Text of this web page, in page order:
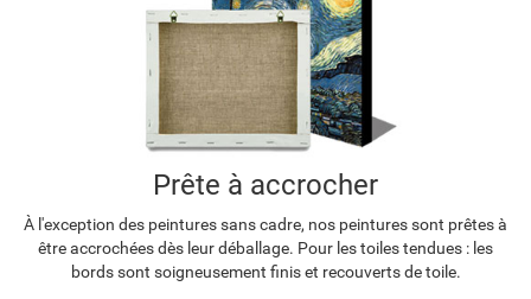
Prête à accrocher
À l'exception des peintures sans cadre, nos peintures sont prêtes à
être accrochées dès leur déballage. Pour les toiles tendues : les
bords sont soigneusement finis et recouverts de toile.